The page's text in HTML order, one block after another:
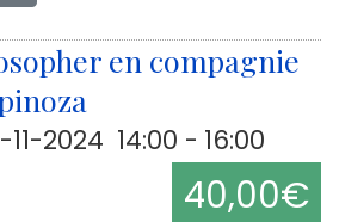
en compagnie
2024 14:00 - 16:00
40,00€